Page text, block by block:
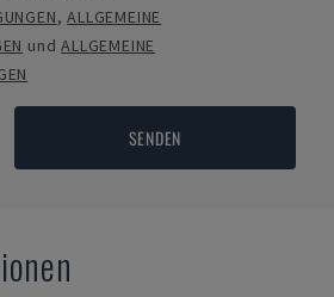
,ALLGEMEINE
undALLGEMEINE
SENDEN